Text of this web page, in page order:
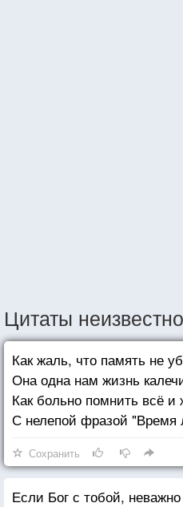
Цитаты
Как жаль, что память не
Она одна нам жизнь
Как больно помнить всё и
С нелепой фразой "Время
Сохранить
Если Бог с тобой,